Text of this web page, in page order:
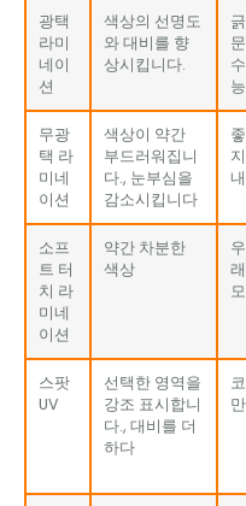
광택
라미
네이
션
색상의 선명도
와 대비를 향
상시킵니다.
능
무광
택 라
미네
이션
색상이 약간
부드러워집니
다., 눈부심을
감소시킵니다
소프
트 터
치 라
미네
이션
약간 차분한
색상
스팟
UV
선택한 영역을
강조 표시합니
다., 대비를 더
하다